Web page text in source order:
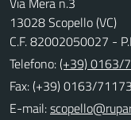
13028 Scopello (VC)
C.F. 82002050027 -
Telefono:(+39) 0163/
Fax: (+39) 0163/71173
E-mail: